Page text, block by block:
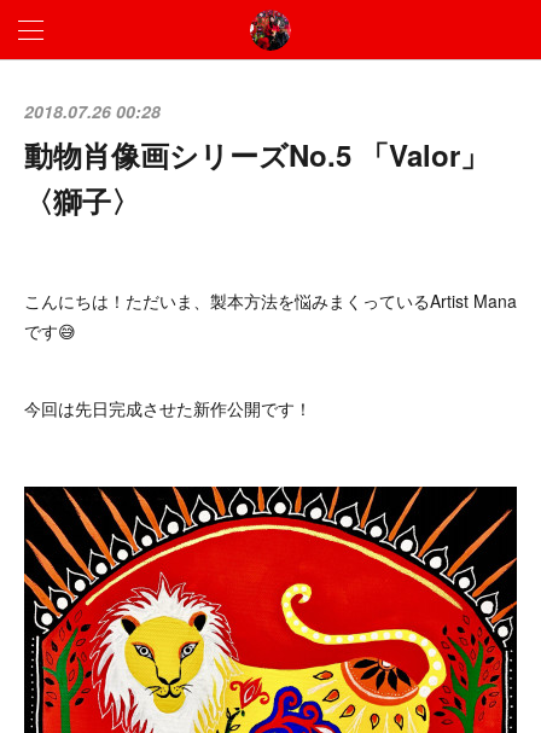
2018.07.26 00:28
動物肖像画シリーズNo.5 「Valor」
〈獅子〉
こんにちは！ただいま、製本方法を悩みまくっているArtist Mana
です😅
今回は先日完成させた新作公開です！